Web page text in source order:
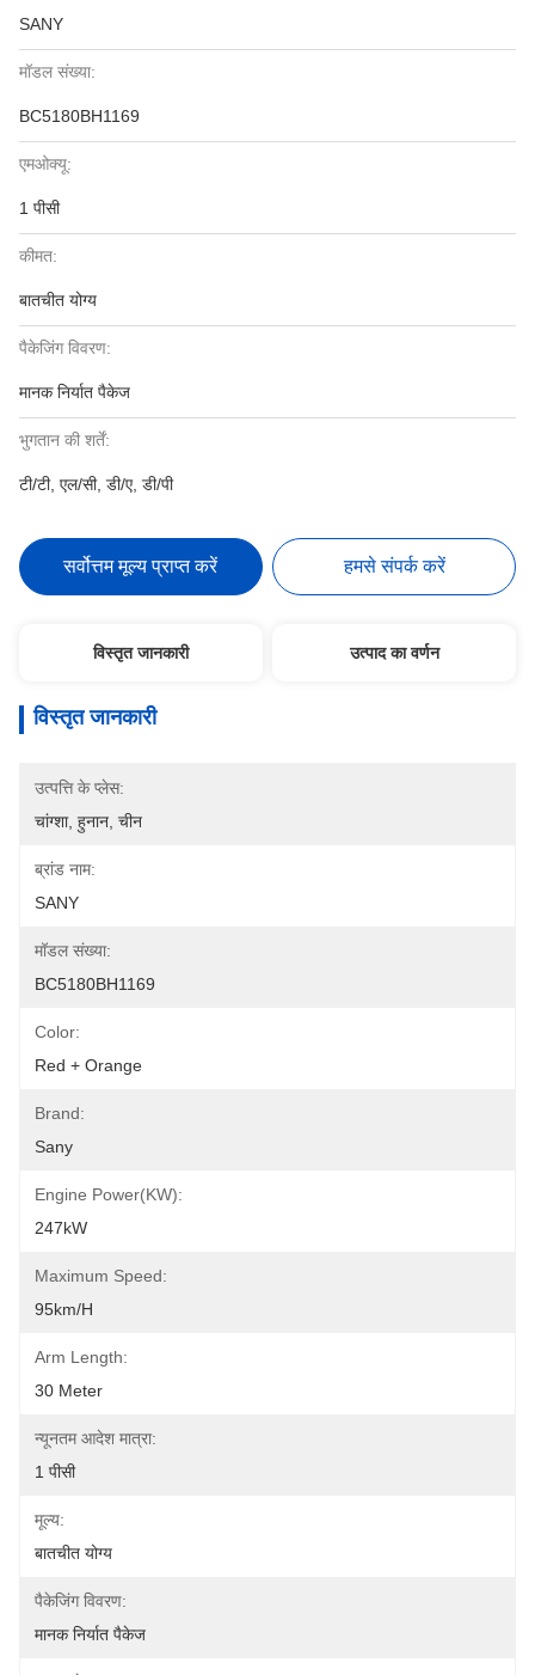
SANY
मॉडल संख्या:
BC5180BH1169
एमओक्यू:
1 पीसी
कीमत:
बातचीत योग्य
पैकेजिंग विवरण:
मानक निर्यात पैकेज
भुगतान की शर्तें:
टी/टी, एल/सी, डी/ए, डी/पी
सर्वोत्तम मूल्य प्राप्त करें हमसे संपर्क करें
विस्तृत जानकारी उत्पाद का वर्णन
विस्तृत जानकारी
उत्पत्ति के प्लेस:
चांग्शा, हुनान, चीन
ब्रांड नाम:
SANY
मॉडल संख्या:
BC5180BH1169
Color:
Red + Orange
Brand:
Sany
Engine Power​(kW):
247kW
Maximum Speed:
95km/h
Arm Length:
30 Meter
न्यूनतम आदेश मात्रा:
1 पीसी
मूल्य:
बातचीत योग्य
पैकेजिंग विवरण:
मानक निर्यात पैकेज